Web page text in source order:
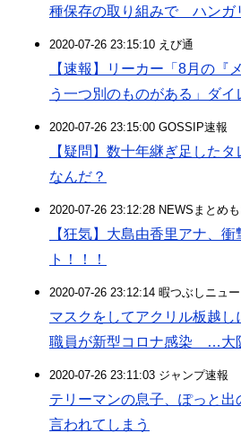
種保存の取り組みで ハンガ
2020-07-26 23:15:10 えび通
【速報】リーカー「8月の『
う一つ別のものがある」ダイ
2020-07-26 23:15:00 GOSSIP速報
【疑問】数十年継ぎ足した
なんだ？
2020-07-26 23:12:28 NEWSまとめ
【狂気】大島由香里アナ、
ト！！！
2020-07-26 23:12:14 暇つぶしニュ
マスクをしてアクリル板越
職員が新型コロナ感染 …大
2020-07-26 23:11:03 ジャンプ速報
テリーマンの息子、ぽっと出
言われてしまう